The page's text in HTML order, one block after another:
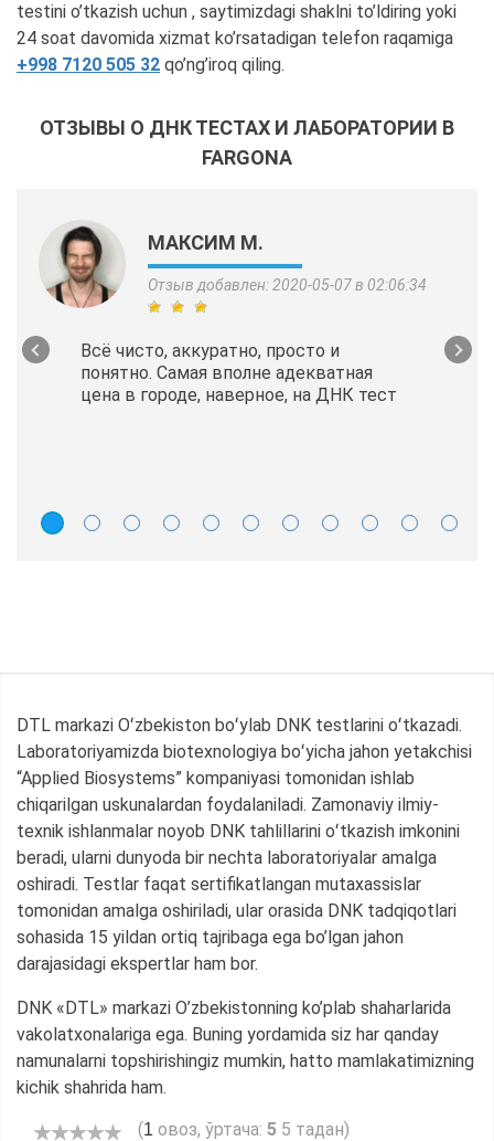
testini o’tkazish uchun , saytimizdagi shaklni to’ldiring yoki
24 soat davomida xizmat ko’rsatadigan telefon raqamiga
+998 7120 505 32 qo’ng’iroq qiling.
ОТЗЫВЫ О ДНК ТЕСТАХ И ЛАБОРАТОРИИ В
FARGONA
МАКСИМ М.
Отзыв добавлен: 2020-05-07 в 02:06:34
Всё чисто, аккуратно, просто и
понятно. Самая вполне адекватная
цена в городе, наверное, на ДНК тест
DTL markazi Oʻzbekiston boʻylab DNK testlarini oʻtkazadi.
Laboratoriyamizda biotexnologiya boʻyicha jahon yetakchisi
“Applied Biosystems” kompaniyasi tomonidan ishlab
chiqarilgan uskunalardan foydalaniladi. Zamonaviy ilmiy-
texnik ishlanmalar noyob DNK tahlillarini oʻtkazish imkonini
beradi, ularni dunyoda bir nechta laboratoriyalar amalga
oshiradi. Testlar faqat sertifikatlangan mutaxassislar
tomonidan amalga oshiriladi, ular orasida DNK tadqiqotlari
sohasida 15 yildan ortiq tajribaga ega bo’lgan jahon
darajasidagi ekspertlar ham bor.
DNK «DTL» markazi O’zbekistonning ko’plab shaharlarida
vakolatxonalariga ega. Buning yordamida siz har qanday
namunalarni topshirishingiz mumkin, hatto mamlakatimizning
kichik shahrida ham.
(1 овоз, ўртача: 5 5 тадан)